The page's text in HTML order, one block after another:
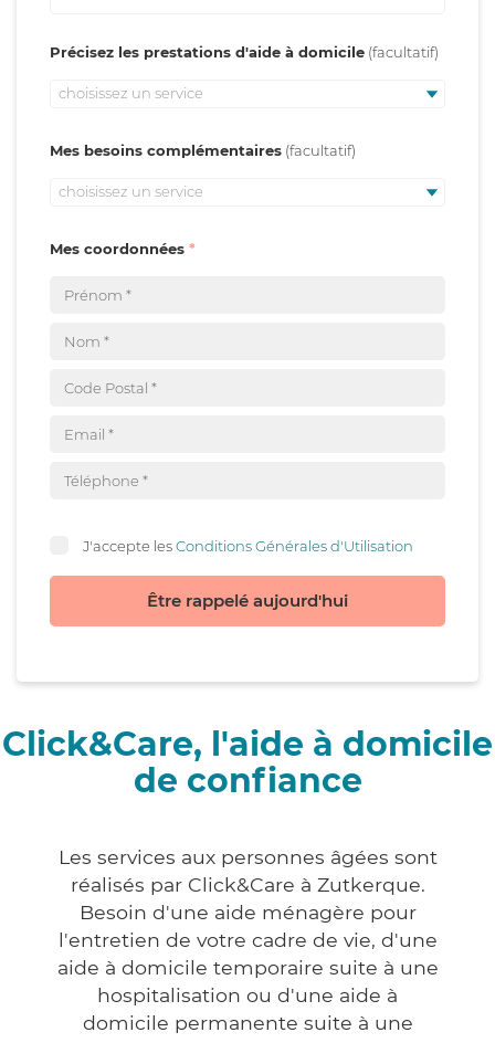
Précisez les prestations d'aide à domicile
choisissez un service
Mes besoins complémentaires
choisissez un service
Mes coordonnées
J'accepte lesConditions Générales d'Utilisation
Être rappelé aujourd'hui
Click&Care, l'aide à domicile
de confiance
Les services aux personnes âgées sont
réalisés par Click&Care à Zutkerque.
Besoin d'une aide ménagère pour
l'entretien de votre cadre de vie, d'une
aide à domicile temporaire suite à une
hospitalisation ou d'une aide à
domicile permanente suite à une